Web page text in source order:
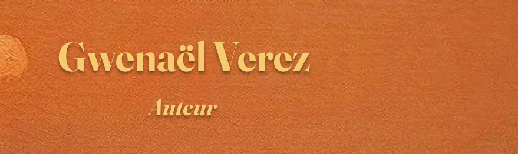
Gwenaël Verez
Auteur